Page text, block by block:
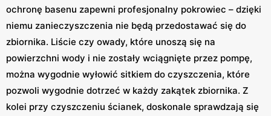
ochronę basenu zapewni profesjonalny pokrowiec – dzięki
niemu zanieczyszczenia nie będą przedostawać się do
zbiornika. Liście czy owady, które unoszą się na
powierzchni wody i nie zostały wciągnięte przez pompę,
można wygodnie wyłowić sitkiem do czyszczenia, które
pozwoli wygodnie dotrzeć w każdy zakątek zbiornika. Z
kolei przy czyszczeniu ścianek, doskonale sprawdzają się